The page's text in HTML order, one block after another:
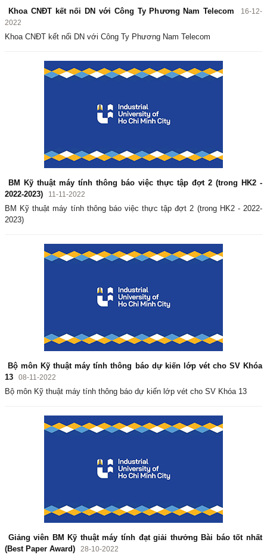
Khoa CNĐT kết nối DN với Công Ty Phương Nam Telecom
16-12-
2022
Khoa CNĐT kết nối DN với Công Ty Phương Nam Telecom
BM Kỹ thuật máy tính thông báo việc thực tập đợt 2 (trong HK2 -
2022-2023)
11-11-2022
BM Kỹ thuật máy tính thông báo việc thực tập đợt 2 (trong HK2 - 2022-
2023)
Bộ môn Kỹ thuật máy tính thông báo dự kiến lớp vét cho SV Khóa
13
08-11-2022
Bộ môn Kỹ thuật máy tính thông báo dự kiến lớp vét cho SV Khóa 13
Giảng viên BM Kỹ thuật máy tính đạt giải thưởng Bài báo tốt nhất
(Best Paper Award)
28-10-2022